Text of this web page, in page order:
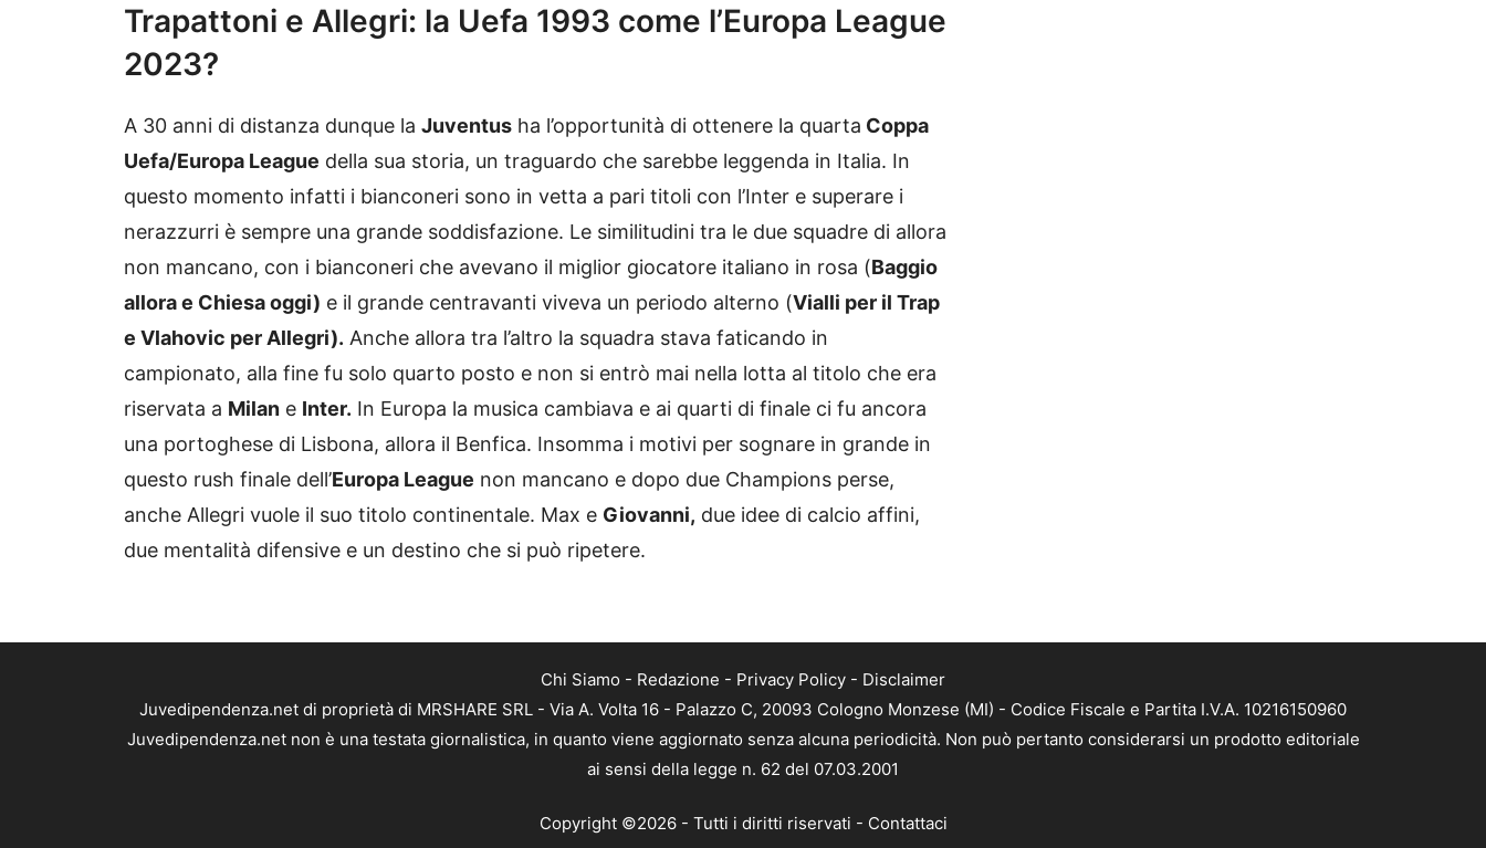
Trapattoni e Allegri: la Uefa 1993 come l’Europa League
2023?
A 30 anni di distanza dunque la Juventus ha l’opportunità di ottenere la quarta Coppa
Uefa/Europa League della sua storia, un traguardo che sarebbe leggenda in Italia. In
questo momento infatti i bianconeri sono in vetta a pari titoli con l’Inter e superare i
nerazzurri è sempre una grande soddisfazione. Le similitudini tra le due squadre di allora
non mancano, con i bianconeri che avevano il miglior giocatore italiano in rosa (Baggio
allora e Chiesa oggi) e il grande centravanti viveva un periodo alterno (Vialli per il Trap
e Vlahovic per Allegri). Anche allora tra l’altro la squadra stava faticando in
campionato, alla fine fu solo quarto posto e non si entrò mai nella lotta al titolo che era
riservata a Milan e Inter. In Europa la musica cambiava e ai quarti di finale ci fu ancora
una portoghese di Lisbona, allora il Benfica. Insomma i motivi per sognare in grande in
questo rush finale dell’Europa League non mancano e dopo due Champions perse,
anche Allegri vuole il suo titolo continentale. Max e Giovanni, due idee di calcio affini,
due mentalità difensive e un destino che si può ripetere.
Chi Siamo - Redazione - Privacy Policy - Disclaimer
Juvedipendenza.net di proprietà di MRSHARE SRL - Via A. Volta 16 - Palazzo C, 20093 Cologno Monzese (MI) - Codice Fiscale e Partita I.V.A. 10216150960
Juvedipendenza.net non è una testata giornalistica, in quanto viene aggiornato senza alcuna periodicità. Non può pertanto considerarsi un prodotto editoriale
ai sensi della legge n. 62 del 07.03.2001
Copyright ©2026 - Tutti i diritti riservati - Contattaci